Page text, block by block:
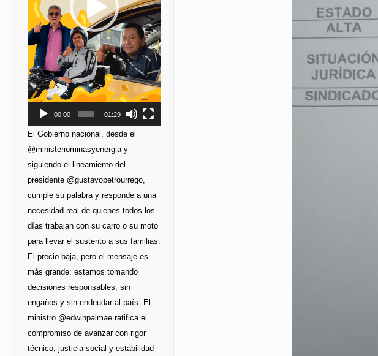
00:00 01:29
El Gobierno nacional, desde el
@ministeriominasyenergia y
siguiendo el lineamiento del
presidente @gustavopetrourrego,
cumple su palabra y responde a una
necesidad real de quienes todos los
días trabajan con su carro o su moto
para llevar el sustento a sus familias.
El precio baja, pero el mensaje es
más grande: estamos tomando
decisiones responsables, sin
engaños y sin endeudar al país. El
ministro @edwinpalmae ratifica el
compromiso de avanzar con rigor
técnico, justicia social y estabilidad